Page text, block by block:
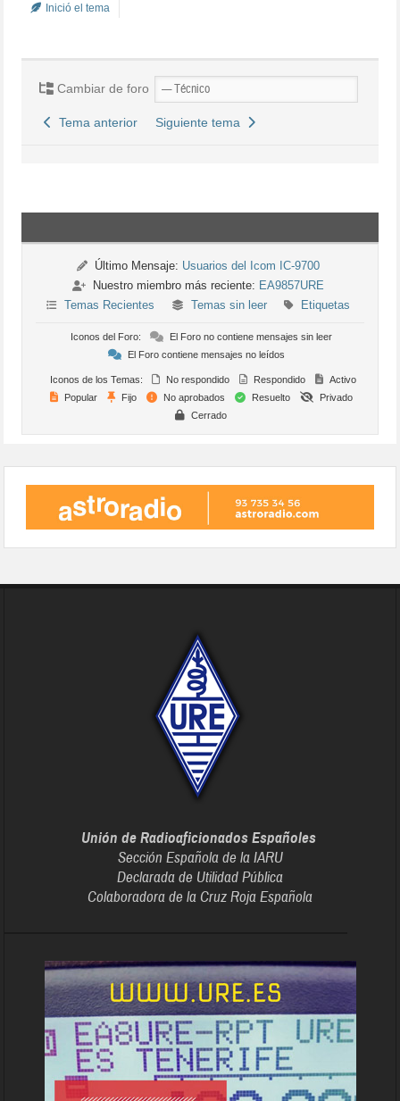
Inició el tema
Cambiar de foro
Tema anterior Siguiente tema
Último Mensaje: Usuarios del Icom IC-9700
Nuestro miembro más reciente: EA9857URE
Temas Recientes
Temas sin leer Etiquetas
Iconos del Foro:
El Foro no contiene mensajes sin leer
El Foro contiene mensajes no leídos
Iconos de los Temas: No respondido Respondido
Activo
Popular
Fijo No aprobados Resuelto
Privado
Cerrado
Unión de Radioaficionados Españoles
Sección Española de la IARU
Declarada de Utilidad Pública
Colaboradora de la Cruz Roja Española